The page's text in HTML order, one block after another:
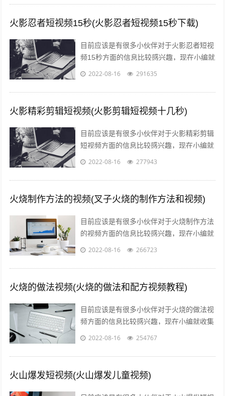
火影忍者短视频15秒(火影忍者短视频15秒下载)
目前应该是有很多小伙伴对于火影忍者短视
频15秒方面的信息比较感兴趣，现在小编就
收集了一些与火影忍者短视频15秒下载相关
2022-08-16 291635
火影精彩剪辑短视频(火影剪辑短视频十几秒)
目前应该是有很多小伙伴对于火影精彩剪辑
短视频方面的信息比较感兴趣，现在小编就
收集了一些与火影剪辑短视频十几秒相关的
2022-08-16 277943
火烧制作方法的视频(叉子火烧的制作方法和视频)
目前应该是有很多小伙伴对于火烧制作方法
的视频方面的信息比较感兴趣，现在小编就
收集了一些与叉子火烧的制作方法和视频相
2022-08-16 266723
火烧的做法视频(火烧的做法和配方视频教程)
目前应该是有很多小伙伴对于火烧的做法视
频方面的信息比较感兴趣，现在小编就收集
了一些与火烧的做法和配方视频教程相关的
2022-08-16 254767
火山爆发短视频(火山爆发儿童视频)